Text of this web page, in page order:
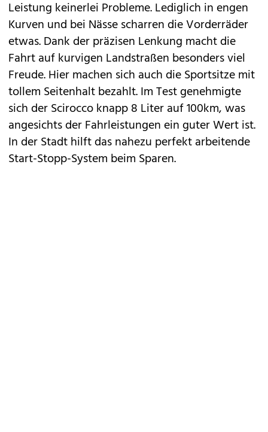
Leistung keinerlei Probleme. Lediglich in engen
Kurven und bei Nässe scharren die Vorderräder
etwas. Dank der präzisen Lenkung macht die
Fahrt auf kurvigen Landstraßen besonders viel
Freude. Hier machen sich auch die Sportsitze mit
tollem Seitenhalt bezahlt. Im Test genehmigte
sich der Scirocco knapp 8 Liter auf 100km, was
angesichts der Fahrleistungen ein guter Wert ist.
In der Stadt hilft das nahezu perfekt arbeitende
Start-Stopp-System beim Sparen.